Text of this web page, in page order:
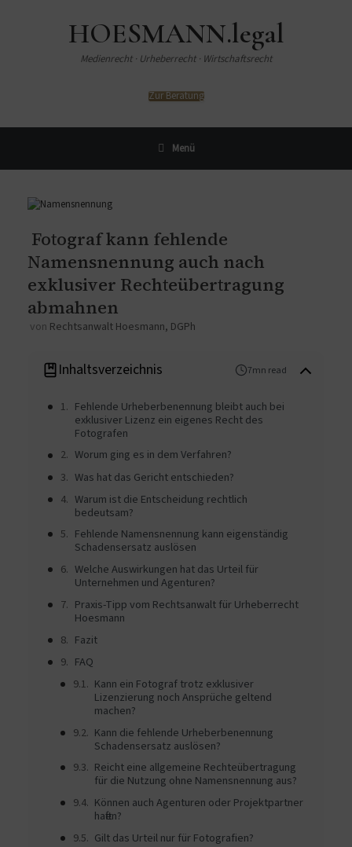
HOESMANN.legal
Medienrecht · Urheberrecht · Wirtschaftsrecht
Zur Beratung
Menü
Fotograf kann fehlende
Namensnennung auch nach
exklusiver Rechteübertragung
abmahnen
von Rechtsanwalt Hoesmann, DGPh
Inhaltsverzeichnis 7mn read
Fehlende Urheberbenennung bleibt auch bei
exklusiver Lizenz ein eigenes Recht des
Fotografen
Worum ging es in dem Verfahren?
Was hat das Gericht entschieden?
Warum ist die Entscheidung rechtlich
bedeutsam?
Fehlende Namensnennung kann eigenständig
Schadensersatz auslösen
Welche Auswirkungen hat das Urteil für
Unternehmen und Agenturen?
Praxis-Tipp vom Rechtsanwalt für Urheberrecht
Hoesmann
Fazit
FAQ
Kann ein Fotograf trotz exklusiver
Lizenzierung noch Ansprüche geltend
machen?
Kann die fehlende Urheberbenennung
Schadensersatz auslösen?
Reicht eine allgemeine Rechteübertragung
für die Nutzung ohne Namensnennung aus?
Können auch Agenturen oder Projektpartner
haften?
Gilt das Urteil nur für Fotografien?